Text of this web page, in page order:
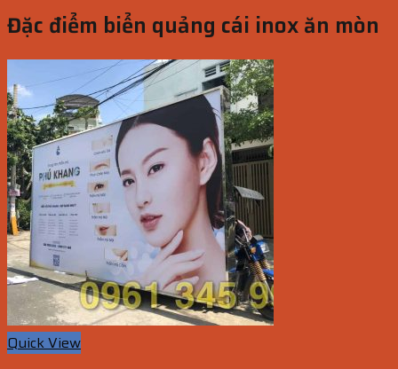
Đặc điểm biển quảng cái inox ăn mòn
Quick View